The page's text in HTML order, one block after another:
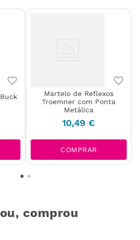
Martelo de Reflexos
Troemner com Ponta
Metálica
10,49 €
COMPRAR
comprou